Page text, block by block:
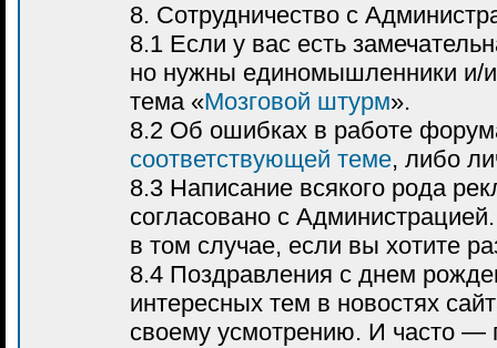
8. Сотрудничество с
8.1 Если у вас есть
но нужны единомышленники и/
тема «Мозговой штурм».
8.2 Об ошибках в работе
соответствующей теме, либо
8.3 Написание всякого рода
согласовано с
в том случае, если вы хотите
8.4 Поздравления с днем
интересных тем в новостях
своему усмотрению. И часто —